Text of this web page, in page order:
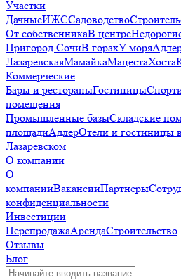
Участки
ДачныеИЖССадоводство
От собственникаВ центре
Пригород СочиВ горахУ моря
ЛазаревскаяМамайкаМацестаХоста
Коммерческие
Бары и рестораныГостиницы
помещения
Промышленные базыСкладские
площадиАдлерОтели и гостиницы
Лазаревском
О компании
О
компанииВакансииПартнеры
конфиденциальности
Инвестиции
ПерепродажаАрендаСтроительство
Отзывы
Блог